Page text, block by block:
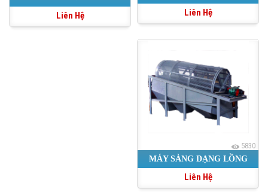
Liên Hệ Liên Hệ
5830
MÁY SÀNG DẠNG LỒNG
Liên Hệ